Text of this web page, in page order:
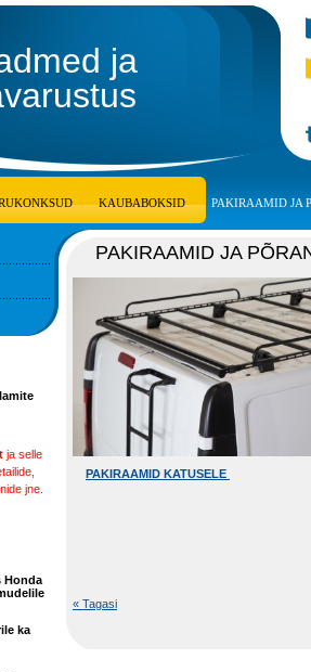
ja
KAUBABOKSID PAKIRAAMID JA
ja selle
jne.
Honda
ka
PAKIRAAMID JA
PAKIRAAMID KATUSELE
« Tagasi